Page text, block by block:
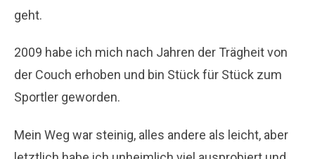
geht.
2009 habe ich mich nach Jahren der Trägheit von
der Couch erhoben und bin Stück für Stück zum
Sportler geworden.
Mein Weg war steinig, alles andere als leicht, aber